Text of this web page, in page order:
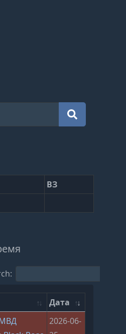
ВЗ
Дата
2026-06-